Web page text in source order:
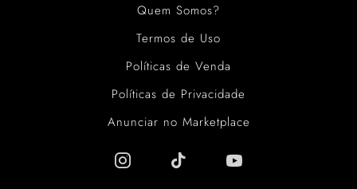
Quem Somos?
Termos de Uso
Políticas de Venda
Políticas de Privacidade
Anunciar no Marketplace